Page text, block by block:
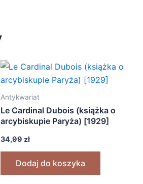
Antykwariat
Le Cardinal Dubois (książka o
arcybiskupie Paryża) [1929]
34,99 zł
Dodaj do koszyka